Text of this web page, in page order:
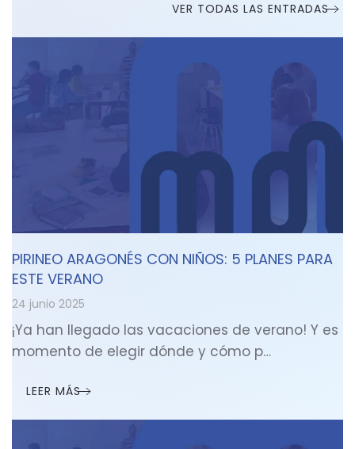
VER TODAS LAS ENTRADAS
PIRINEO ARAGONÉS CON NIÑOS: 5 PLANES PARA
ESTE VERANO
24 junio 2025
¡Ya han llegado las vacaciones de verano! Y es
momento de elegir dónde y cómo p…
LEER MÁS